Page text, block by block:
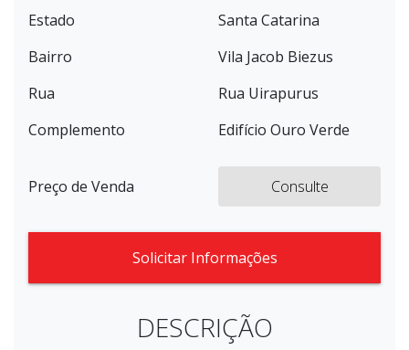
Estado
Santa Catarina
Bairro
Vila Jacob Biezus
Rua
Rua Uirapurus
Complemento
Edifício Ouro Verde
Preço de Venda Consulte
Solicitar Informações
DESCRIÇÃO